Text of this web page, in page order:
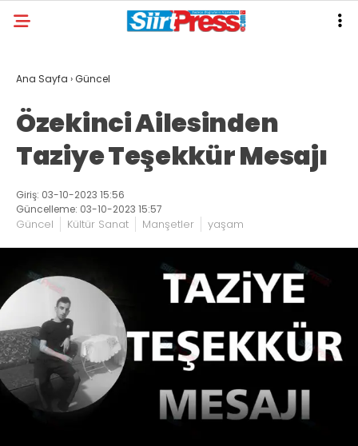
Ana Sayfa ›Güncel
Özekinci Ailesinden
Taziye Teşekkür Mesajı
Giriş: 03-10-2023 15:56
Güncelleme: 03-10-2023 15:57
Güncel Kültür Sanat Manşetler yaşam